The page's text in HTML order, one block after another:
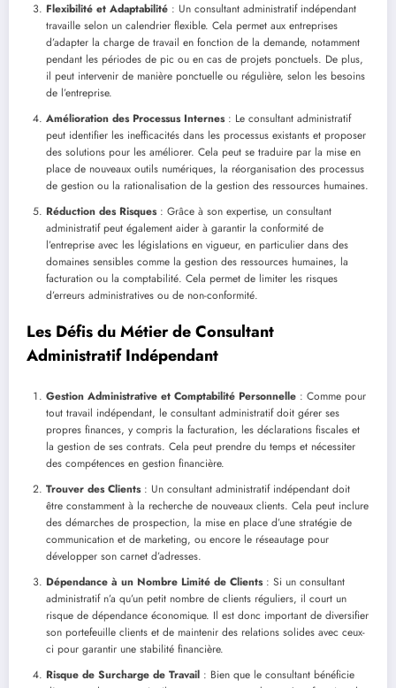
Flexibilité et Adaptabilité : Un consultant administratif indépendant
travaille selon un calendrier flexible. Cela permet aux entreprises
d’adapter la charge de travail en fonction de la demande, notamment
pendant les périodes de pic ou en cas de projets ponctuels. De plus,
il peut intervenir de manière ponctuelle ou régulière, selon les besoins
de l’entreprise.
Amélioration des Processus Internes: Le consultant administratif
peut identifier les inefficacités dans les processus existants et proposer
des solutions pour les améliorer. Cela peut se traduire par la mise en
place de nouveaux outils numériques, la réorganisation des processus
de gestion ou la rationalisation de la gestion des ressources humaines.
Réduction des Risques: Grâce à son expertise, un consultant
administratif peut également aider à garantir la conformité de
l’entreprise avec les législations en vigueur, en particulier dans des
domaines sensibles comme la gestion des ressources humaines, la
facturation ou la comptabilité. Cela permet de limiter les risques
d’erreurs administratives ou de non-conformité.
Les Défis du Métier de Consultant
Administratif Indépendant
Gestion Administrative et Comptabilité Personnelle : Comme pour
tout travail indépendant, le consultant administratif doit gérer ses
propres finances, y compris la facturation, les déclarations fiscales et
la gestion de ses contrats. Cela peut prendre du temps et nécessiter
des compétences en gestion financière.
Trouver des Clients: Un consultant administratif indépendant doit
être constamment à la recherche de nouveaux clients. Cela peut inclure
des démarches de prospection, la mise en place d’une stratégie de
communication et de marketing, ou encore le réseautage pour
développer son carnet d’adresses.
Dépendance à un Nombre Limité de Clients: Si un consultant
administratif n’a qu’un petit nombre de clients réguliers, il court un
risque de dépendance économique. Il est donc important de diversifier
son portefeuille clients et de maintenir des relations solides avec ceux-
ci pour garantir une stabilité financière.
Risque de Surcharge de Travail : Bien que le consultant bénéficie